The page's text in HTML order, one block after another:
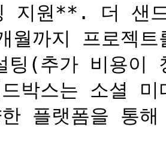
지원**. 더 샌드
월까지 프로젝
팅(추가 비용이
박스는 소셜
플랫폼을 통해